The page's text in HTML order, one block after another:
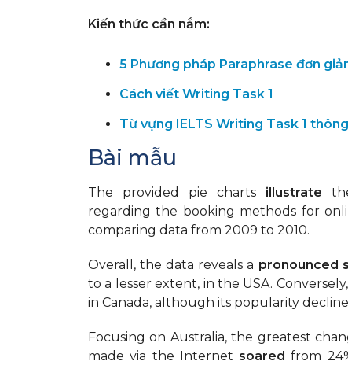
Kiến thức cần nắm:
5 Phương pháp Paraphrase đơn
Cách viết Writing Task 1
Từ vựng IELTS Writing Task 1
Bài mẫu
The provided pie charts illustrate
regarding the booking methods for
comparing data from 2009 to 2010.
Overall, the data reveals a pronounced
to a lesser extent, in the USA.
in Canada, although its popularity
Focusing on Australia, the greatest
made via the Internet soared from